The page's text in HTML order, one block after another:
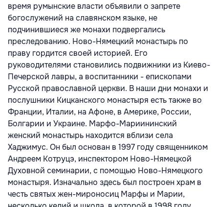
время румынские власти объявили о запрете
богослужений на славянском языке, не
подчинившиеся же монахи подвергались
преследованию. Ново-Нямецкий монастырь по
праву гордится своей историей. Его
руководителями становились подвижники из Киево-
Печерской лавры, а воспитанники - епископами
Русской православной церкви. В наши дни монахи и
послушники Кицканского монастыря есть также во
Франции, Италии, на Афоне, в Америке, России,
Болгарии и Украине. Марфо-Мариининский
женский монастырь находится вблизи села
Хаджимус. Он был основан в 1997 году священником
Андреем Котруцэ, инспектором Ново-Нямецкой
Духовной семинарии, с помощью Ново-Нямецкого
монастыря. Изначально здесь был построен храм в
честь святых жен-мироносиц Марфы и Марии,